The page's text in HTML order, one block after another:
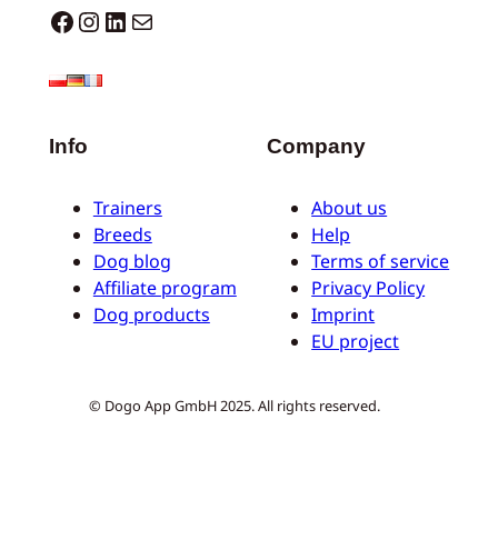
Dogo facebook InstagramLinkedIn Correo electrónico
Info
Trainers
Breeds
Dog blog
Affiliate program
Dog products
Company
About us
Help
Terms of service
Privacy Policy
Imprint
EU project
© Dogo App GmbH 2025. All rights reserved.